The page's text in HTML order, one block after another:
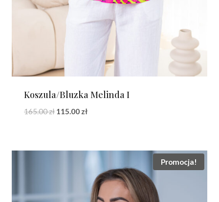
Koszula/Bluzka Melinda I
165.00zł Pierwotna
115.00 złAktualna
Promocja!